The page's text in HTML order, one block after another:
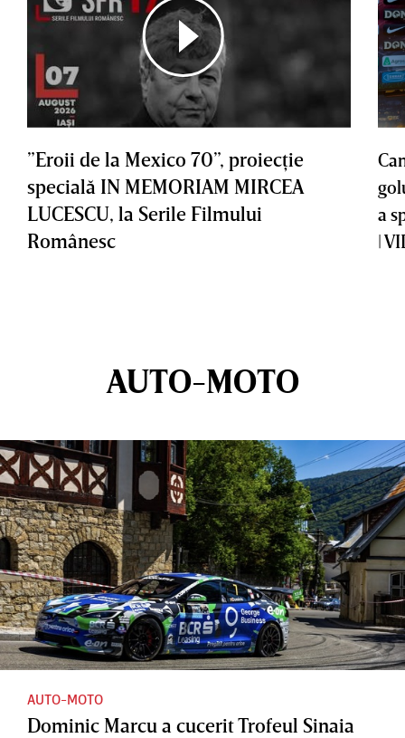
”Eroii de la Mexico 70”, proiecţie
specială IN MEMORIAM MIRCEA
LUCESCU, la Serile Filmului
Românesc
a
|
AUTO-MOTO
AUTO-MOTO
Dominic Marcu a cucerit Trofeul Sinaia